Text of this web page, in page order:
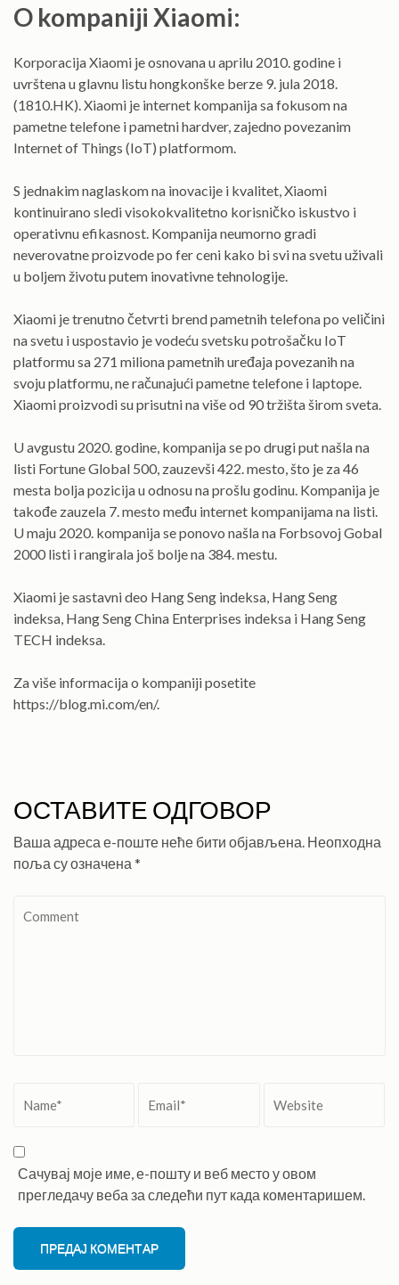
O kompaniji Xiaomi:
Korporacija Xiaomi je osnovana u aprilu 2010. godine i
uvrštena u glavnu listu hongkonške berze 9. jula 2018.
(1810.HK). Xiaomi je internet kompanija sa fokusom na
pametne telefone i pametni hardver, zajedno povezanim
Internet of Things (IoT) platformom.
S jednakim naglaskom na inovacije i kvalitet, Xiaomi
kontinuirano sledi visokokvalitetno korisničko iskustvo i
operativnu efikasnost. Kompanija neumorno gradi
neverovatne proizvode po fer ceni kako bi svi na svetu uživali
u boljem životu putem inovativne tehnologije.
Xiaomi je trenutno četvrti brend pametnih telefona po veličini
na svetu i uspostavio je vodeću svetsku potrošačku IoT
platformu sa 271 miliona pametnih uređaja povezanih na
svoju platformu, ne računajući pametne telefone i laptope.
Xiaomi proizvodi su prisutni na više od 90 tržišta širom sveta.
U avgustu 2020. godine, kompanija se po drugi put našla na
listi Fortune Global 500, zauzevši 422. mesto, što je za 46
mesta bolja pozicija u odnosu na prošlu godinu. Kompanija je
takođe zauzela 7. mesto među internet kompanijama na listi.
U maju 2020. kompanija se ponovo našla na Forbsovoj Gobal
2000 listi i rangirala još bolje na 384. mestu.
Xiaomi je sastavni deo Hang Seng indeksa, Hang Seng
indeksa, Hang Seng China Enterprises indeksa i Hang Seng
TECH indeksa.
Za više informacija o kompaniji posetite
https://blog.mi.com/en/.
ОСТАВИТЕ ОДГОВОР
Ваша адреса е-поште неће бити објављена. Неопходна
поља су означена *
Сачувај моје име, е-пошту и веб место у овом
прегледачу веба за следећи пут када коментаришем.